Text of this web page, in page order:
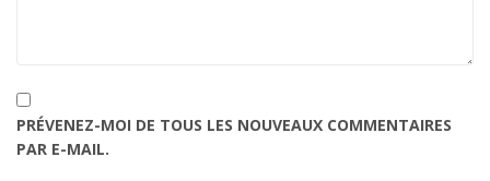
PRÉVENEZ-MOI DE TOUS LES NOUVEAUX COMMENTAIRES
PAR E-MAIL.